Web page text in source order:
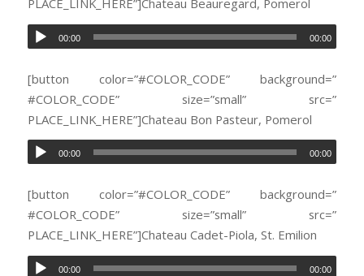
00:00 00:00
[button color=”#COLOR_CODE” background=”
#COLOR_CODE” size=”small” src=”
PLACE_LINK_HERE”]Chateau Bon Pasteur, Pomerol
00:00 00:00
[button color=”#COLOR_CODE” background=”
#COLOR_CODE” size=”small” src=”
PLACE_LINK_HERE”]Chateau Cadet-Piola, St. Emilion
00:00 00:00